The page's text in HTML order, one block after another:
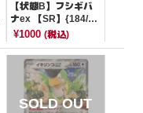
【状態B】フシギバ
ナex 【SR】{184/16
5}[SV2a]
¥1000 (税込)